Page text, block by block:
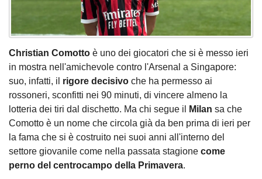
Christian Comotto è uno dei giocatori che si è messo ieri
in mostra nell'amichevole contro l'Arsenal a Singapore:
suo, infatti, il rigore decisivo che ha permesso ai
rossoneri, sconfitti nei 90 minuti, di vincere almeno la
lotteria dei tiri dal dischetto. Ma chi segue il
Milan sa che
Comotto è un nome che circola già da ben prima di ieri per
la fama che si è costruito nei suoi anni all'interno del
settore giovanile come nella passata stagione come
perno del centrocampo della Primavera.